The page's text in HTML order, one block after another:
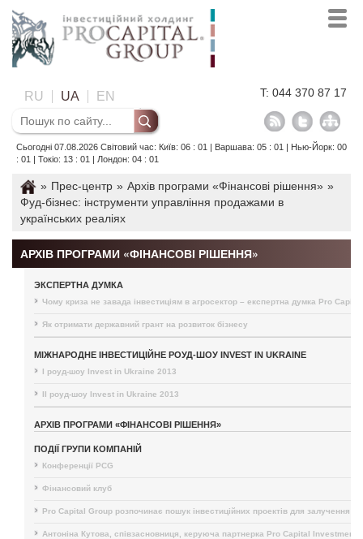
RU UA EN T: 044 370 87 17
Сьогодні 07.08.2026 Світовий час: Київ: 06 : 01 | Варшава: 05 : 01 | Нью-Йорк: 00
: 01 | Токіо: 13 : 01 | Лондон: 04 : 01
» Прес-центр » Архів програми «Фінансові рішення» »
Фуд-бізнес: інструменти управління продажами в
українських реаліях
АРХІВ ПРОГРАМИ «ФІНАНСОВІ РІШЕННЯ»
ЭКСПЕРТНА ДУМКА
Чому криза не завада інвестиціям в агросектор – експертна думка Pro
Як отримати державний грант на розвиток бізнесу
МІЖНАРОДНЕ ІНВЕСТИЦІЙНЕ РОУД-ШОУ INVEST IN UKRAINE
I роуд-шоу Invest in Ukraine 2013
II роуд-шоу Invest in Ukraine 2013
АРХІВ ПРОГРАМИ «ФІНАНСОВІ РІШЕННЯ»
ПОДІЇ ГРУПИ КОМПАНІЙ
Конференції PCG
Фінансовий клуб
Pro Capital Group розпочинає пошук інвестиційних проектів для залучення
Антоніна Кутова, співзасновниця, керуюча партнерка Pro Capital Investment,